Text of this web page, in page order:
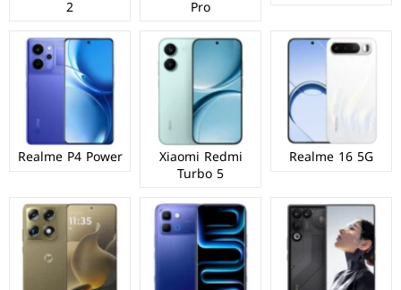
Pro
2
Realme 16 5G
Xiaomi Redmi
Turbo 5
Realme P4 Power